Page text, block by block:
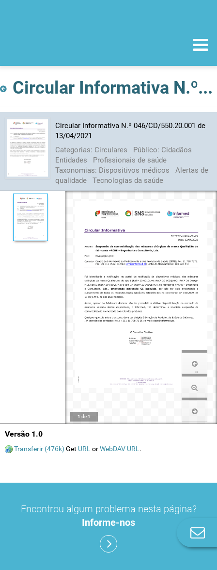
Circular Informativa N.º 046/CD/550.20.001 de 13/04/2021
Circular Informativa N.º 046/CD/550.20.001 de
13/04/2021
Categorias: Circulares Público: Cidadãos
Entidades
Profissionais de saúde
Taxonomias: Dispositivos médicos
Alertas de
qualidade
Tecnologias da saúde
1 de 1
Versão 1.0
Transferir (476k) Get URL orWebDAV URL .
Encontrou algum problema nesta página?
Informe-nos